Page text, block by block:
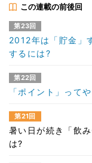
この連載の前後回
第23回
2012年は「貯金」
するには?
第22回
「ポイント」って
第21回
暑い日が続き「飲
は?